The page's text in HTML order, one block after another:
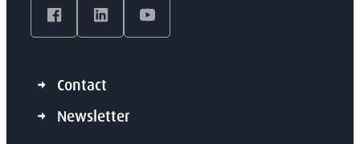
FacebookLinkedInYouTube
Contact
Newsletter